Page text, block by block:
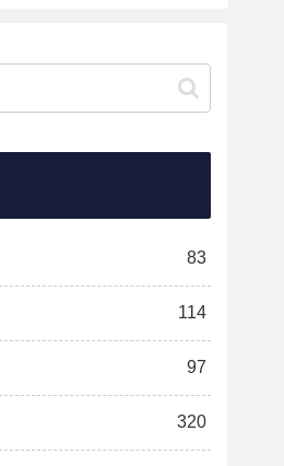
83
114
97
320